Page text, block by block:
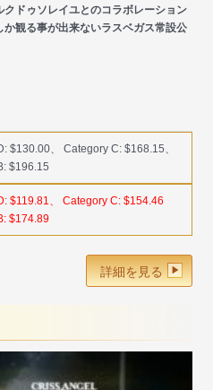
ドゥソレイユとのコラボレーション
観る事が出来ないラスベガス常設公
$130.00、 Category C: $168.15、
$196.15
$119.81、 Category C: $154.46
$174.89
詳細を見る